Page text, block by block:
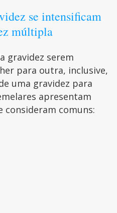
se intensificam
múltipla
gravidez serem
para outra, inclusive,
uma gravidez para
apresentam
consideram comuns: